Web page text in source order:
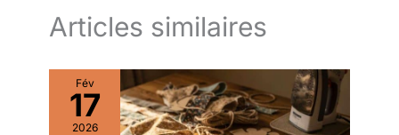
Articles similaires
Fév
17
2026